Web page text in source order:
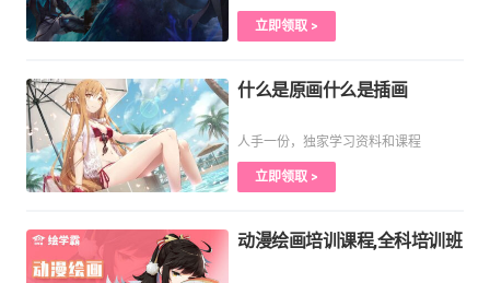
立即领取 >
什么是原画什么是插画
人手一份，独家学习资料和课程
立即领取 >
动漫绘画培训课程,全科培训班